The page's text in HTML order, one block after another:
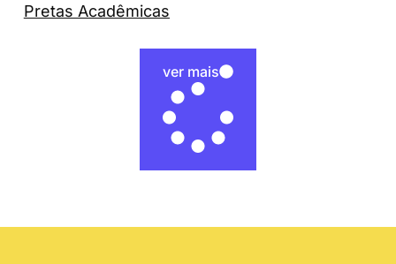
Pretas Acadêmicas
ver mais